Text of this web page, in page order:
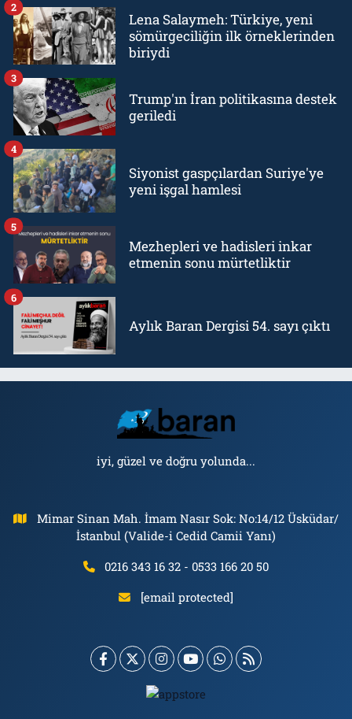
Lena Salaymeh: Türkiye, yeni
sömürgeciliğin ilk örneklerinden
biriydi
2
Trump'ın İran politikasına destek
geriledi
3
Siyonist gaspçılardan Suriye'ye
yeni işgal hamlesi
4
Mezhepleri ve hadisleri inkar
etmenin sonu mürtetliktir
5
Aylık Baran Dergisi 54. sayı çıktı
6
iyi, güzel ve doğru yolunda...
Mimar Sinan Mah. İmam Nasır Sok: No:14/12 Üsküdar/
İstanbul (Valide-i Cedid Camii Yanı)
0216 343 16 32 - 0533 166 20 50
[email protected]